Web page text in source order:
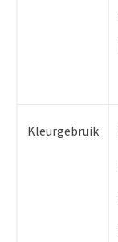
Kleurgebruik